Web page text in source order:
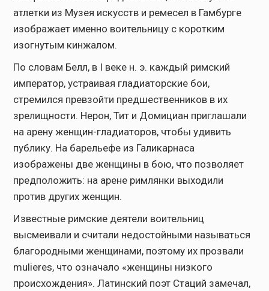
атлетки из Музея искусств и ремесел в Гамбурге
изображает именно воительницу с коротким
изогнутым кинжалом.
По словам Белл, в I веке н. э. каждый римский
император, устраивая гладиаторские бои,
стремился превзойти предшественников в их
зрелищности. Нерон, Тит и Домициан приглашали
на арену женщин-гладиаторов, чтобы удивить
публику. На барельефе из Галикарнаса
изображены две женщины в бою, что позволяет
предположить: на арене римлянки выходили
против других женщин.
Известные римские деятели воительниц
высмеивали и считали недостойными называться
благородными женщинами, поэтому их прозвали
mulieres, что означало «женщины низкого
происхождения». Латинский поэт Стаций замечал,